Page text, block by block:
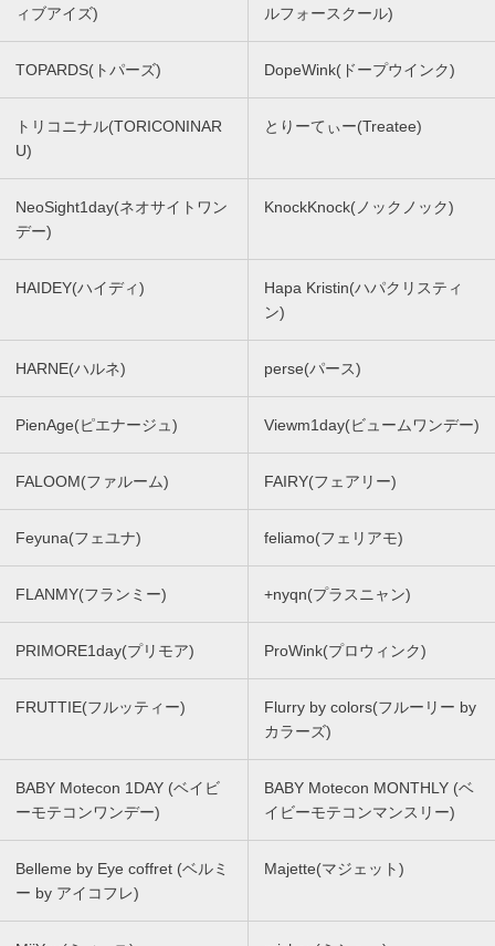
ィブアイズ)
ルフォースクール)
TOPARDS(トパーズ) DopeWink(ドープウインク)
トリコニナル(TORICONINAR
U)
とりーてぃー(Treatee)
NeoSight1day(ネオサイトワン
デー)
KnockKnock(ノックノック)
HAIDEY(ハイディ)
Hapa Kristin(ハパクリスティ
ン)
HARNE(ハルネ) perse(パース)
PienAge(ピエナージュ) Viewm1day(ビュームワンデー)
FALOOM(ファルーム) FAIRY(フェアリー)
Feyuna(フェユナ) feliamo(フェリアモ)
FLANMY(フランミー) +nyqn(プラスニャン)
PRIMORE1day(プリモア) ProWink(プロウィンク)
FRUTTIE(フルッティー)
Flurry by colors(フルーリー by
カラーズ)
BABY Motecon 1DAY (ベイビ
ーモテコンワンデー)
BABY Motecon MONTHLY (ベ
イビーモテコンマンスリー)
Belleme by Eye coffret (ベルミ
ー by アイコフレ)
Majette(マジェット)